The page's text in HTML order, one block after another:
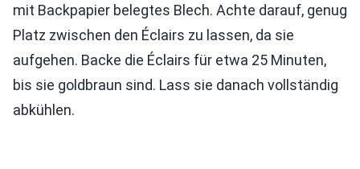
mit Backpapier belegtes Blech. Achte darauf, genug
Platz zwischen den Éclairs zu lassen, da sie
aufgehen. Backe die Éclairs für etwa 25 Minuten,
bis sie goldbraun sind. Lass sie danach vollständig
abkühlen.